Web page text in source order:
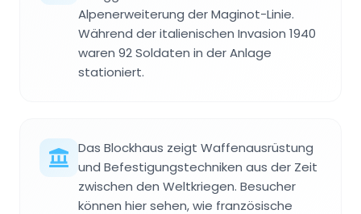
Alpenerweiterung der Maginot-Linie.
Während der italienischen Invasion 1940
waren 92 Soldaten in der Anlage
stationiert.
Das Blockhaus zeigt Waffenausrüstung
und Befestigungstechniken aus der Zeit
zwischen den Weltkriegen. Besucher
können hier sehen, wie französische